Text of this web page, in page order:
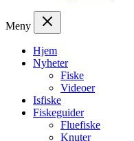
Meny
Hjem
Nyheter
Fiske
Videoer
Isfiske
Fiskeguider
Fluefiske
Knuter